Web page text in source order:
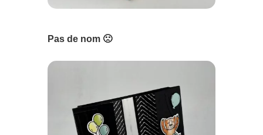
Pas de nom 🙁